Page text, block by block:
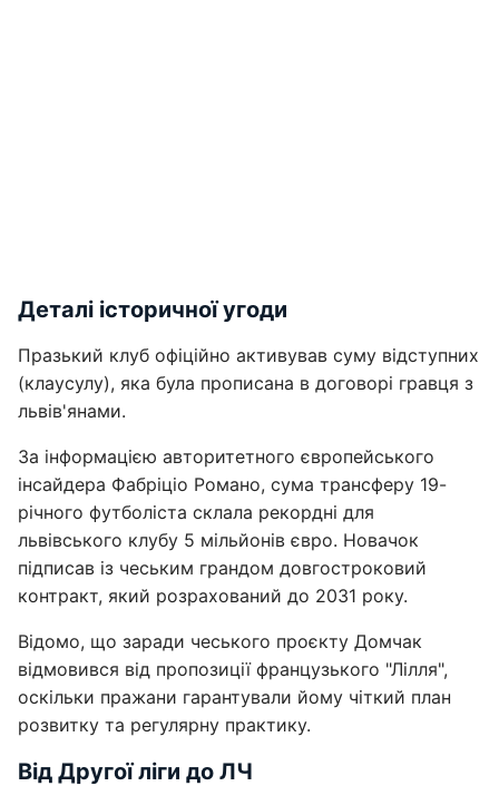
Деталі історичної угоди
Празький клуб офіційно активував суму відступних
(клаусулу), яка була прописана в договорі гравця з
львів'янами.
За інформацією авторитетного європейського
інсайдера Фабріціо Романо, сума трансферу 19-
річного футболіста склала рекордні для
львівського клубу 5 мільйонів євро. Новачок
підписав із чеським грандом довгостроковий
контракт, який розрахований до 2031 року.
Відомо, що заради чеського проєкту Домчак
відмовився від пропозиції французького "Лілля",
оскільки пражани гарантували йому чіткий план
розвитку та регулярну практику.
Від Другої ліги до ЛЧ